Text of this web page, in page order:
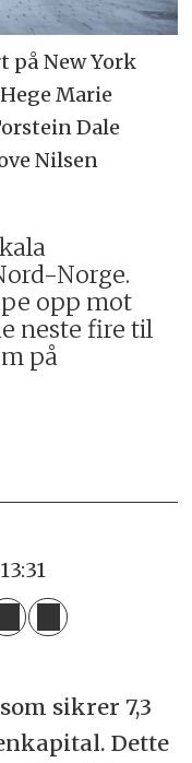
på New York
Marie
Dale
Nilsen
Norge.
opp mot
neste fire til
på
sikrer 7,3
Dette